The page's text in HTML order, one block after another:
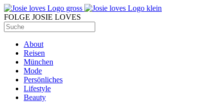
FOLGE JOSIE LOVES
About
Reisen
München
Mode
Persönliches
Lifestyle
Beauty